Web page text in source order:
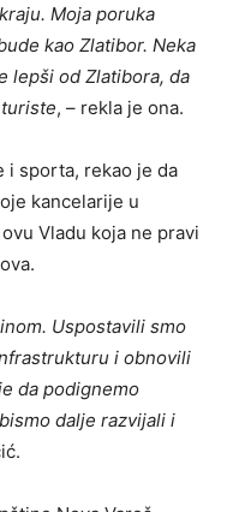
Moja poruka
kao Zlatibor. Neka
lepši od Zlatibora, da
, – rekla je ona.
i sporta, rekao je da
kancelarije u
Vladu koja ne pravi
Uspostavili smo
i obnovili
da podignemo
dalje razvijali i